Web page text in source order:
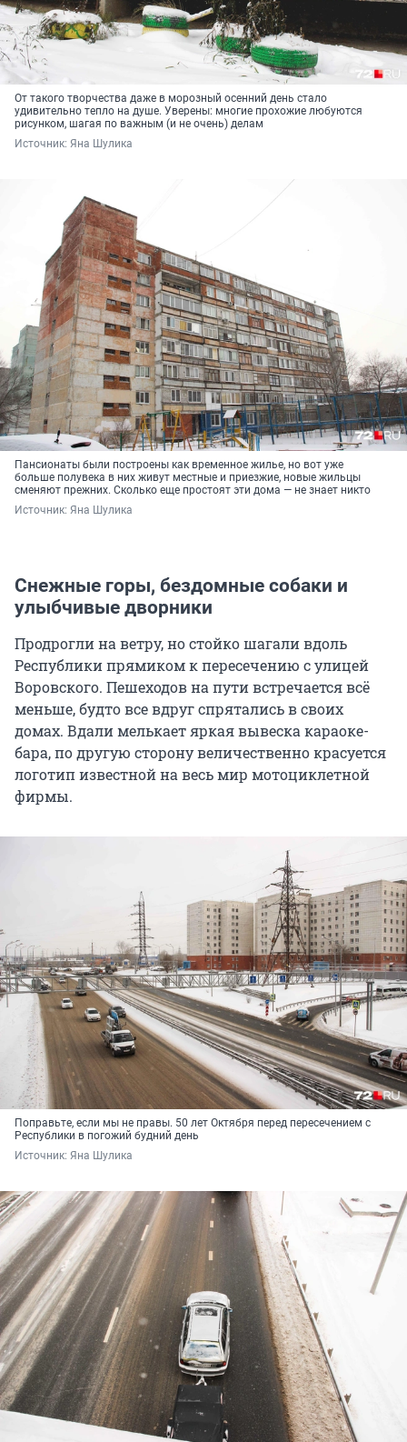
От такого творчества даже в морозный осенний день стало
удивительно тепло на душе. Уверены: многие прохожие любуются
рисунком, шагая по важным (и не очень) делам
Источник: Яна Шулика
Пансионаты были построены как временное жилье, но вот уже
больше полувека в них живут местные и приезжие, новые жильцы
сменяют прежних. Сколько еще простоят эти дома — не знает никто
Источник: Яна Шулика
Снежные горы, бездомные собаки и
улыбчивые дворники
Продрогли на ветру, но стойко шагали вдоль
Республики прямиком к пересечению с улицей
Воровского. Пешеходов на пути встречается всё
меньше, будто все вдруг спрятались в своих
домах. Вдали мелькает яркая вывеска караоке-
бара, по другую сторону величественно красуется
логотип известной на весь мир мотоциклетной
фирмы.
Поправьте, если мы не правы. 50 лет Октября перед пересечением с
Республики в погожий будний день
Источник: Яна Шулика